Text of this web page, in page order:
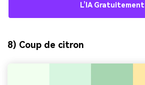
L’IA Gratuitement
8) Coup de citron